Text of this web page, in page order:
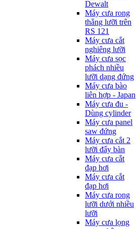
Dewalt
Máy cưa rong
thẳng lưỡi trên
RS 121
Máy cưa cắt
nghiêng lưỡi
Máy cưa sọc
phách nhiều
lưỡi dạng đứng
Máy cưa bào
liên hợp - Japan
Máy cưa đu -
Dùng cylinder
Máy cưa panel
saw đứng
Máy cưa cắt 2
lưỡi đẩy bàn
Máy cưa cắt
đạp hơi
Máy cưa cắt
đạp hơi
Máy cưa rong
lưỡi dưới nhiều
lưỡi
Máy cưa lọng